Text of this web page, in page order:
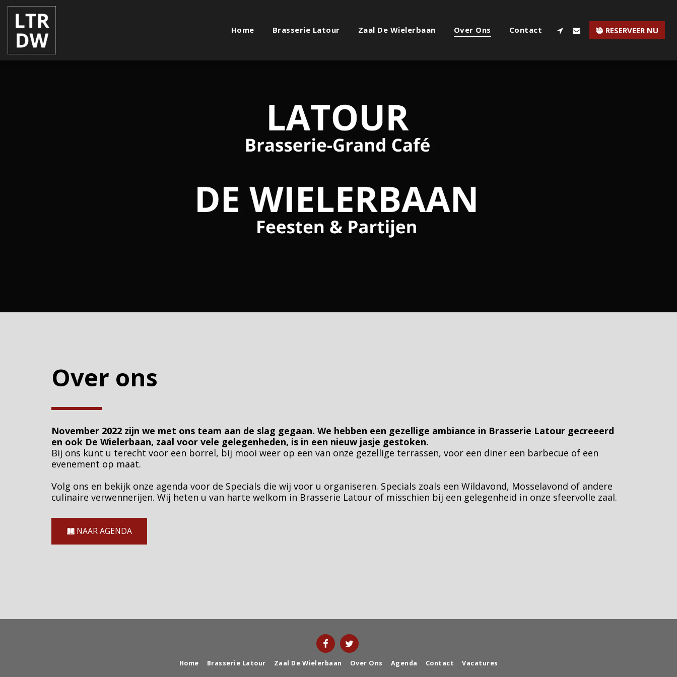
Home Brasserie Latour Zaal De Wielerbaan Over Ons Contact RESERVEER NU
Over ons
November 2022 zijn we met ons team aan de slag gegaan. We hebben een gezellige ambiance in Brasserie Latour gecreeerd
en ook De Wielerbaan, zaal voor vele gelegenheden, is in een nieuw jasje gestoken.
Bij ons kunt u terecht voor een borrel, bij mooi weer op een van onze gezellige terrassen, voor een diner een barbecue of een
evenement op maat.
Volg ons en bekijk onze agenda voor de Specials die wij voor u organiseren. Specials zoals een Wildavond, Mosselavond of andere
culinaire verwennerijen. Wij heten u van harte welkom in Brasserie Latour of misschien bij een gelegenheid in onze sfeervolle zaal.
NAAR AGENDA
Home Brasserie Latour Zaal De Wielerbaan Over Ons Agenda Contact
Vacatures